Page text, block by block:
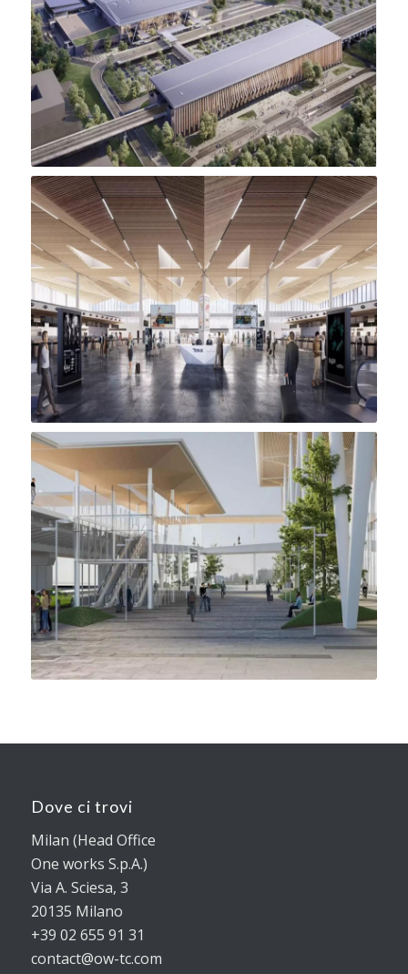
Dove ci trovi
Milan (Head Office
One works S.p.A.)
Via A. Sciesa, 3
20135 Milano
+39 02 655 91 31
contact@ow-tc.com